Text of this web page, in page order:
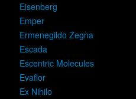
Eisenberg
Emper
Ermenegildo Zegna
Escada
Escentric Molecules
Evaflor
Ex Nihilo